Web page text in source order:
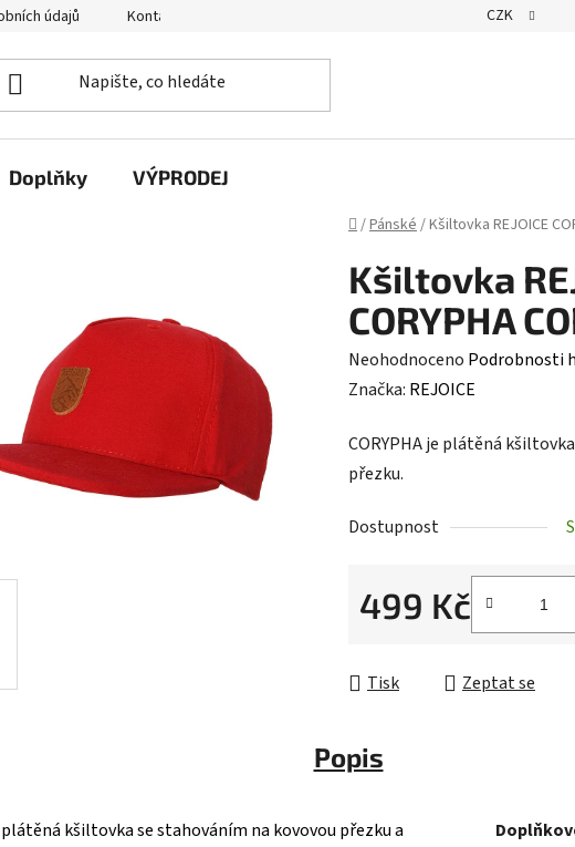
údajů Kontakty CZK
Doplňky VÝPRODEJ
Domů
/Pánské/Kšiltovka REJOICE
Kšiltovka
CORYPHA
Průměrné
hodnocení
je
0,0
5
Neohodnoceno Podrobnosti
Značka: REJOICE
CORYPHA je plátěná
přezku.
Dostupnost
499 Kč
Tisk Zeptat se
Popis
plátěná kšiltovka se stahováním na kovovou přezku a